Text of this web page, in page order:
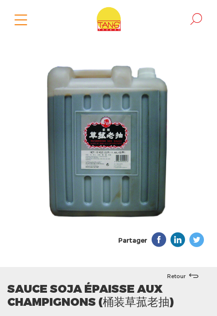
Partager
Retour
SAUCE SOJA ÉPAISSE AUX
CHAMPIGNONS (桶装草菰老抽)